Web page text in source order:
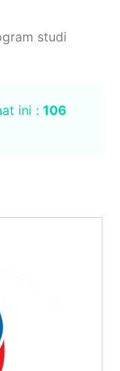
studi
ini : 106